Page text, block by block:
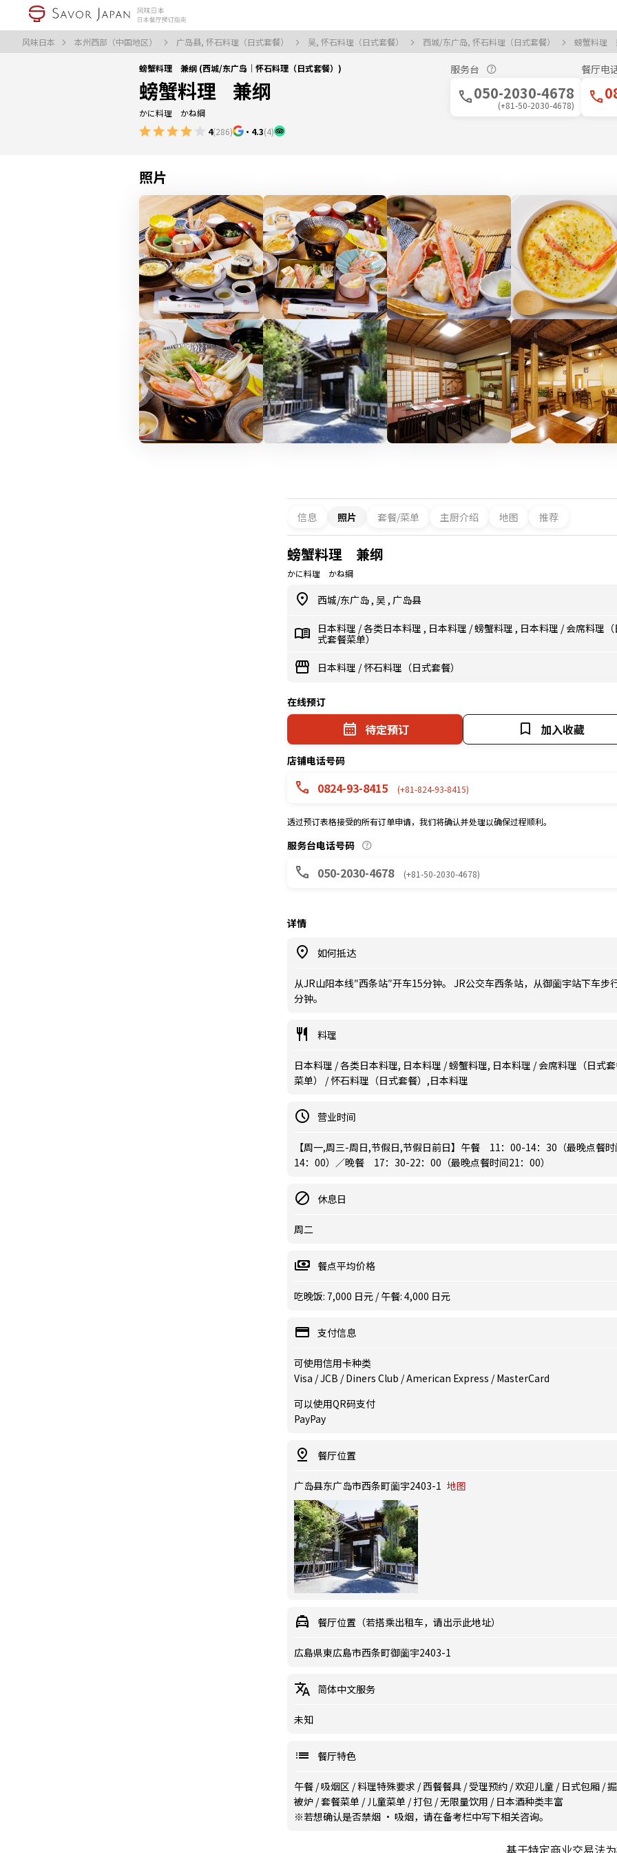
风味日本 本州西部（中国地区） 广岛县, 怀石料理（日式套餐） 吴, 怀石料理（日式套餐） 西城/东广岛, 怀石料理（日式套餐） 螃蟹料理
螃蟹料理 兼纲 (西城/东广岛｜怀石料理（日式套餐）)
螃蟹料理 兼纲
かに料理 かね綱
4(286) ・ 4.3(4)
服务台
050-2030-4678
(+81-50-2030-4678)
餐厅电
照片
信息 照片 套餐/菜单 主厨介绍 地图 推荐
螃蟹料理 兼纲
かに料理 かね綱
西城/东广岛 , 吴 , 广岛县
日本料理 /各类日本料理 , 日本料理 /螃蟹料理 , 日本料理 /会席料理（
式套餐菜单）
日本料理 /怀石料理（日式套餐）
在线预订
待定预订 加入收藏
店铺电话号码
0824-93-8415 (+81-824-93-8415)
透过预订表格接受的所有订单申请，我们将确认并处理以确保过程顺利。
服务台电话号码
050-2030-4678 (+81-50-2030-4678)
详情
如何抵达
从JR山阳本线″西条站″开车15分钟。 JR公交车西条站，从御薗宇站下车步
分钟。
料理
日本料理 / 各类日本料理, 日本料理 / 螃蟹料理, 日本料理 / 会席料理（日式
菜单） / 怀石料理（日式套餐）,日本料理
营业时间
【周一,周三-周日,节假日,节假日前日】午餐 11：00-14：30（最晚点餐
14：00）／晚餐 17：30-22：00（最晚点餐时间21：00）
休息日
周二
餐点平均价格
吃晚饭: 7,000 日元 / 午餐: 4,000 日元
支付信息
可使用信用卡种类
Visa / JCB / Diners Club / American Express / MasterCard
可以使用QR码支付
PayPay
餐厅位置
广岛县东广岛市西条町薗宇2403-1 地图
餐厅位置（若搭乘出租车，请出示此地址）
広島県東広島市西条町御薗宇2403-1
简体中文服务
未知
餐厅特色
午餐 /吸烟区 /料理特殊要求 /西餐餐具 /受理预约 /欢迎儿童 / 日式包厢 /
被炉 /套餐菜单 /儿童菜单 /打包 /无限量饮用 / 日本酒种类丰富
※若想确认是否禁烟 · 吸烟，请在备考栏中写下相关咨询。
基于特定商业交易法